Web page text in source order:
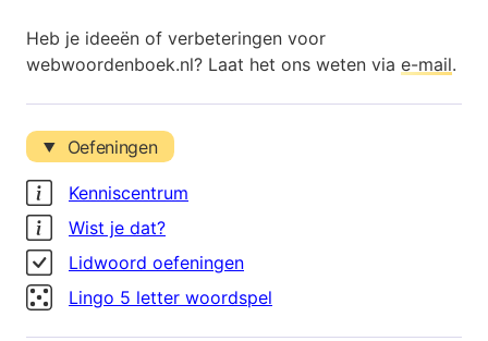
Heb je ideeën of verbeteringen voor
webwoordenboek.nl? Laat het ons weten via e-mail.
Oefeningen
Kenniscentrum
Wist je dat?
Lidwoord oefeningen
Lingo 5 letter woordspel